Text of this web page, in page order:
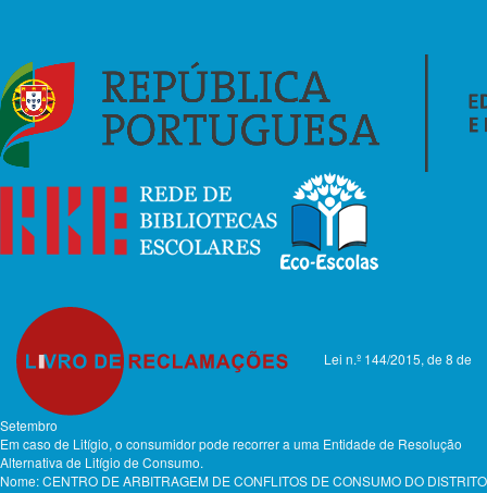
Lei n.º 144/2015, de 8 de
Setembro
Em caso de Litígio, o consumidor pode recorrer a uma Entidade de Resolução
Alternativa de Litígio de Consumo.
Nome: CENTRO DE ARBITRAGEM DE CONFLITOS DE CONSUMO DO DISTRITO